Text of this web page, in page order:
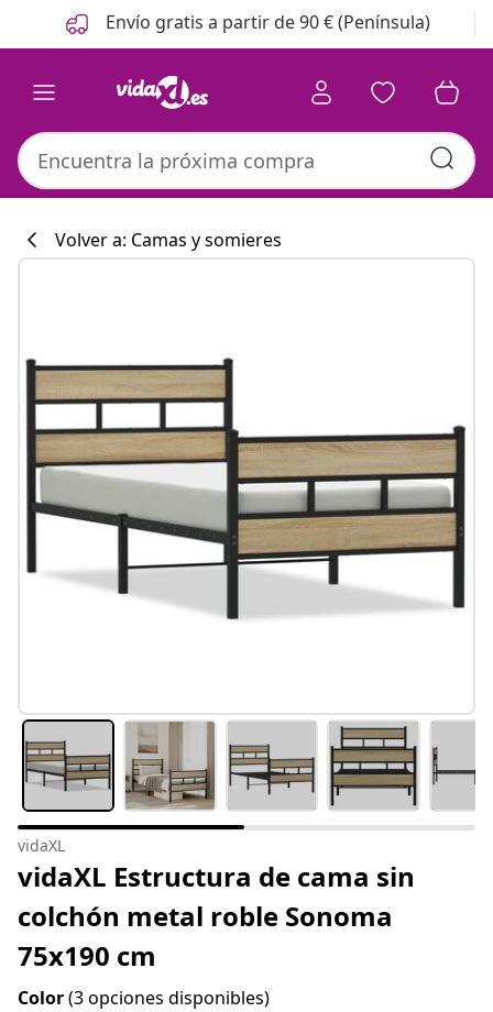
Anterior
Siguiente Envío gratis a partir de 90 € (Península)
#sharemevidaxl
Volver a: Camas y somieres
vidaXL
vidaXL Estructura de cama sin
colchón metal roble Sonoma
75x190 cm
Color(3 opciones disponibles)